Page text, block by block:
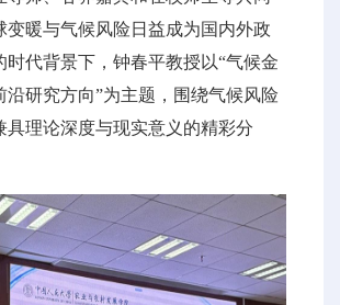
变暖与气候风险日益成为国内外政
时代背景下，钟春平教授以“气候金
沿研究方向”为主题，围绕气候风险
具理论深度与现实意义的精彩分